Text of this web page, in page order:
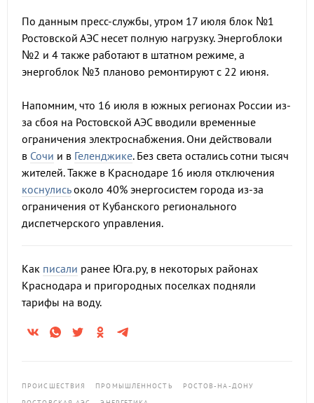
По данным пресс-службы, утром 17 июля блок №1
Ростовской АЭС несет полную нагрузку. Энергоблоки
№2 и 4 также работают в штатном режиме, а
энергоблок №3 планово ремонтируют с 22 июня.
Напомним, что 16 июля в южных регионах России из-
за сбоя на Ростовской АЭС вводили временные
ограничения электроснабжения. Они действовали
в Сочи и в Геленджике. Без света остались сотни тысяч
жителей. Также в Краснодаре 16 июля отключения
коснулисьоколо 40% энергосистем города из-за
ограничения от Кубанского регионального
диспетчерского управления.
Как писали ранее Юга.ру, в некоторых районах
Краснодара и пригородных поселках подняли
тарифы на воду.
ПРОИСШЕСТВИЯ ПРОМЫШЛЕННОСТЬ
РОСТОВ-НА-ДОНУ